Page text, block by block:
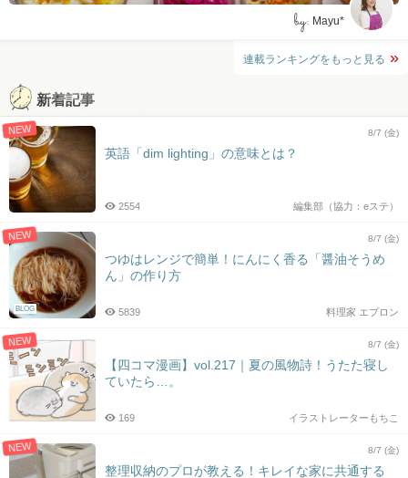
by: Mayu*
連載ランキングをもっと見る
新着記事
NEW 8/7 (金)
英語「dim lighting」の意味とは？
編集部（協力：eステ）
2554
NEW
BLOG
8/7 (金)
つゆはレンジで簡単！にんにく香る「醤油そうめ
ん」の作り方
料理家 エプロン
5839
NEW 8/7 (金)
【四コマ漫画】vol.217｜夏の風物詩！うたた寝し
ていたら…。
イラストレーターもちこ
169
NEW 8/7 (金)
整理収納のプロが教える！キレイな家に共通する